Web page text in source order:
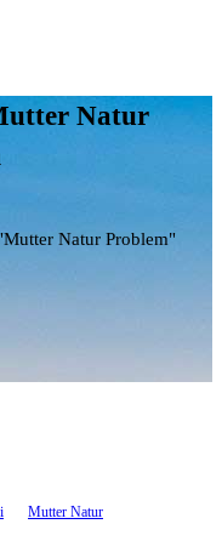
Natur
Natur Problem"
Mutter Natur